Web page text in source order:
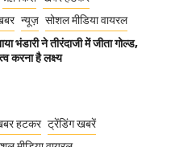
न्यूज़ सोशल मीडिया वायरल
भंडारी ने तीरंदाजी में जीता गोल्ड,
करना है लक्ष्य
हटकर ट्रेंडिंग खबरें